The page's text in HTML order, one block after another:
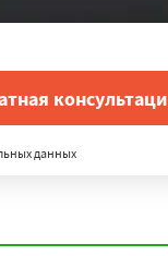
данных